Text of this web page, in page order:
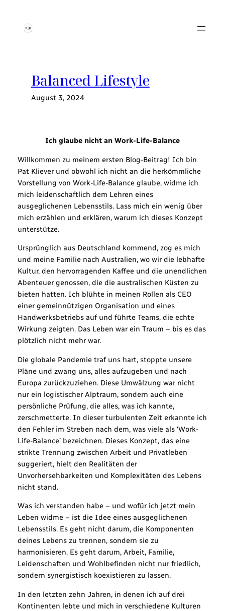
springen
Balanced Lifestyle
August 3, 2024
Ich glaube nicht an Work-Life-Balance
Willkommen zu meinem ersten Blog-Beitrag! Ich bin
Pat Kliever und obwohl ich nicht an die herkömmliche
Vorstellung von Work-Life-Balance glaube, widme ich
mich leidenschaftlich dem Lehren eines
ausgeglichenen Lebensstils. Lass mich ein wenig über
mich erzählen und erklären, warum ich dieses Konzept
unterstütze.
Ursprünglich aus Deutschland kommend, zog es mich
und meine Familie nach Australien, wo wir die lebhafte
Kultur, den hervorragenden Kaffee und die unendlichen
Abenteuer genossen, die die australischen Küsten zu
bieten hatten. Ich blühte in meinen Rollen als CEO
einer gemeinnützigen Organisation und eines
Handwerksbetriebs auf und führte Teams, die echte
Wirkung zeigten. Das Leben war ein Traum – bis es das
plötzlich nicht mehr war.
Die globale Pandemie traf uns hart, stoppte unsere
Pläne und zwang uns, alles aufzugeben und nach
Europa zurückzuziehen. Diese Umwälzung war nicht
nur ein logistischer Alptraum, sondern auch eine
persönliche Prüfung, die alles, was ich kannte,
zerschmetterte. In dieser turbulenten Zeit erkannte ich
den Fehler im Streben nach dem, was viele als ‘Work-
Life-Balance’ bezeichnen. Dieses Konzept, das eine
strikte Trennung zwischen Arbeit und Privatleben
suggeriert, hielt den Realitäten der
Unvorhersehbarkeiten und Komplexitäten des Lebens
nicht stand.
Was ich verstanden habe – und wofür ich jetzt mein
Leben widme – ist die Idee eines ausgeglichenen
Lebensstils. Es geht nicht darum, die Komponenten
deines Lebens zu trennen, sondern sie zu
harmonisieren. Es geht darum, Arbeit, Familie,
Leidenschaften und Wohlbefinden nicht nur friedlich,
sondern synergistisch koexistieren zu lassen.
In den letzten zehn Jahren, in denen ich auf drei
Kontinenten lebte und mich in verschiedene Kulturen